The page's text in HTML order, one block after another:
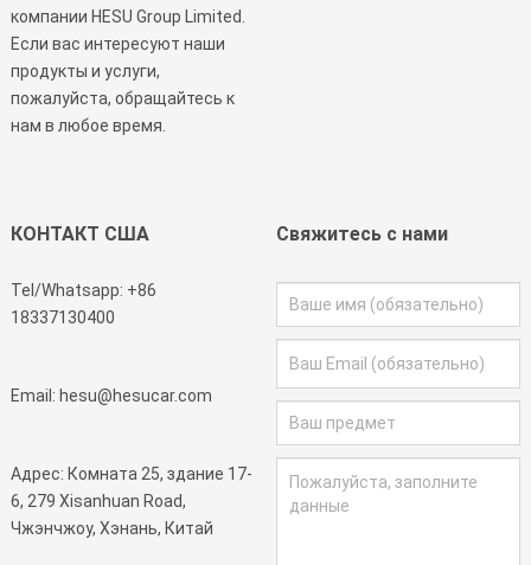
компании HESU Group Limited.
Если вас интересуют наши
продукты и услуги,
пожалуйста, обращайтесь к
нам в любое время.
КОНТАКТ США
Tel/Whatsapp: +86
18337130400
Email: hesu@hesucar.com
Адрес: Комната 25, здание 17-
6, 279 Xisanhuan Road,
Чжэнчжоу, Хэнань, Китай
Свяжитесь с нами